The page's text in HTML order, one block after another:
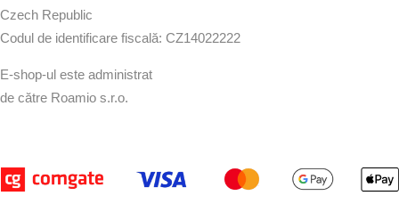
Czech Republic
Codul de identificare fiscală: CZ14022222
E-shop-ul este administrat
de către Roamio s.r.o.